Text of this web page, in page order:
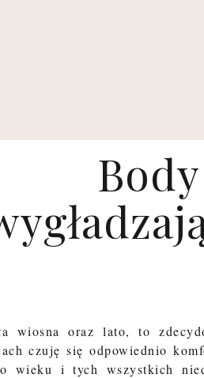
wiosna oraz lato, to
czuję się odpowiednio
wieku i tych wszystkich